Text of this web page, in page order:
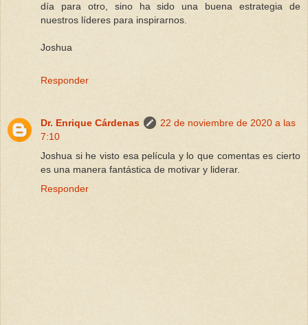
día para otro, sino ha sido una buena estrategia de
nuestros líderes para inspirarnos.
Joshua
Responder
Dr. Enrique Cárdenas
22 de noviembre de 2020 a las
7:10
Joshua si he visto esa película y lo que comentas es cierto
es una manera fantástica de motivar y liderar.
Responder